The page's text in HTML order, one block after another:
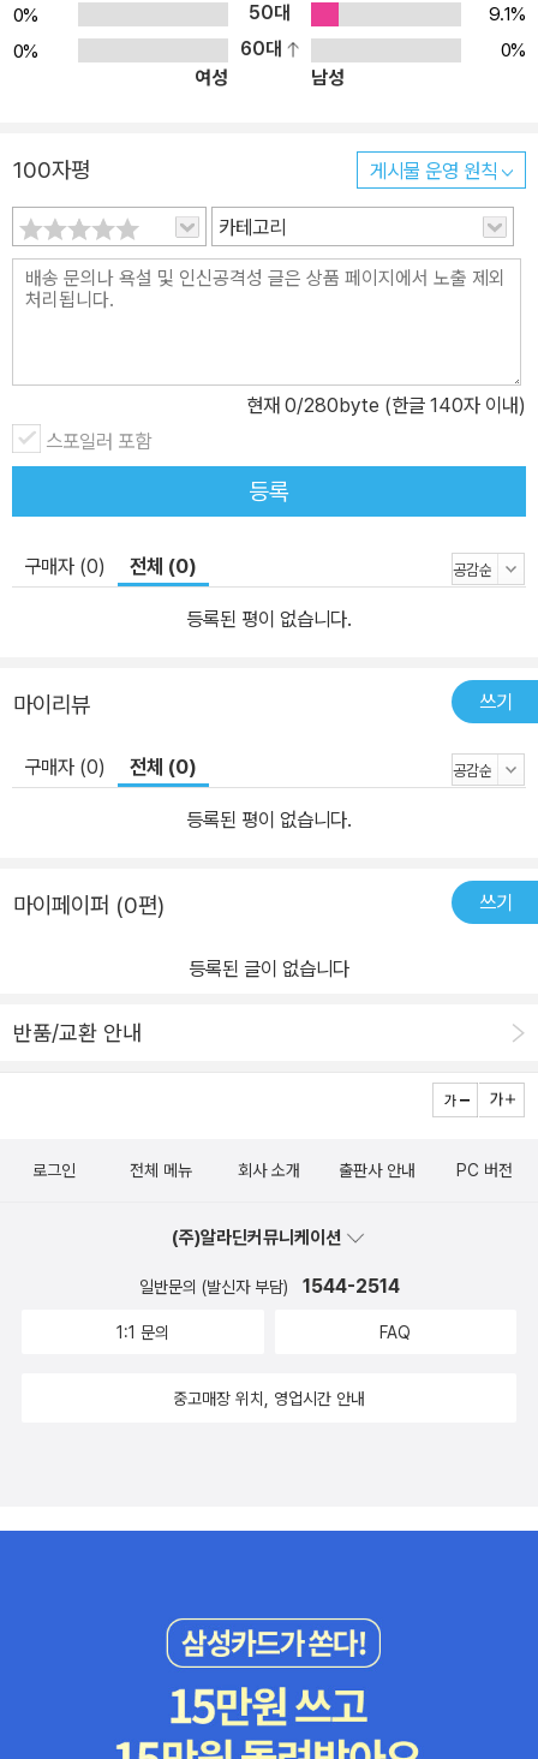
0%
50대
9.1%
0%
60대
0%
여성
남성
100자평 게시물 운영 원칙
카테고리
현재 0/280byte (한글 140자 이내)
스포일러 포함
등록
구매자 (0) 전체 (0)
등록된 평이 없습니다.
마이리뷰 쓰기
구매자 (0) 전체 (0)
등록된 평이 없습니다.
마이페이퍼 (0편) 쓰기
등록된 글이 없습니다
반품/교환 안내
로그인 전체 메뉴 회사 소개 출판사 안내 PC 버전
(주)알라딘커뮤니케이션
일반문의 (발신자 부담) 1544-2514
1:1 문의 FAQ
중고매장 위치, 영업시간 안내